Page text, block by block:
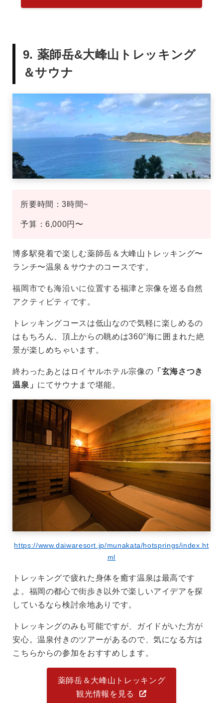
9. 薬師岳&大峰山トレッキング
＆サウナ
所要時間：3時間~
予算：6,000円〜
博多駅発着で楽しむ薬師岳＆大峰山トレッキング〜
ランチ〜温泉＆サウナのコースです。
福岡市でも海沿いに位置する福津と宗像を巡る自然
アクティビティです。
トレッキングコースは低山なので気軽に楽しめるの
はもちろん、頂上からの眺めは360°海に囲まれた絶
景が楽しめちゃいます。
終わったあとはロイヤルホテル宗像の 「玄海さつき
温泉」 にてサウナまで堪能。
https://www.daiwaresort.jp/munakata/hotsprings/index.ht
ml
トレッキングで疲れた身体を癒す温泉は最高です
よ。福岡の都心で街歩き以外で楽しいアイデアを探
しているなら検討余地ありです。
トレッキングのみも可能ですが、ガイドがいた方が
安心。温泉付きのツアーがあるので、気になる方は
こちらからの参加をおすすめします。
薬師岳＆大峰山トレッキング
観光情報を見る